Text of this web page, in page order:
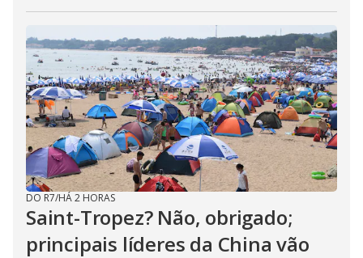
DO R7/HÁ 2 HORAS
Saint-Tropez? Não, obrigado;
principais líderes da China vão